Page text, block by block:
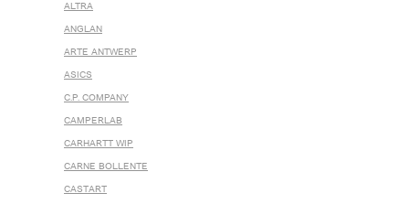
ALTRA
ANGLAN
ARTE ANTWERP
ASICS
C.P. COMPANY
CAMPERLAB
CARHARTT WIP
CARNE BOLLENTE
CASTART